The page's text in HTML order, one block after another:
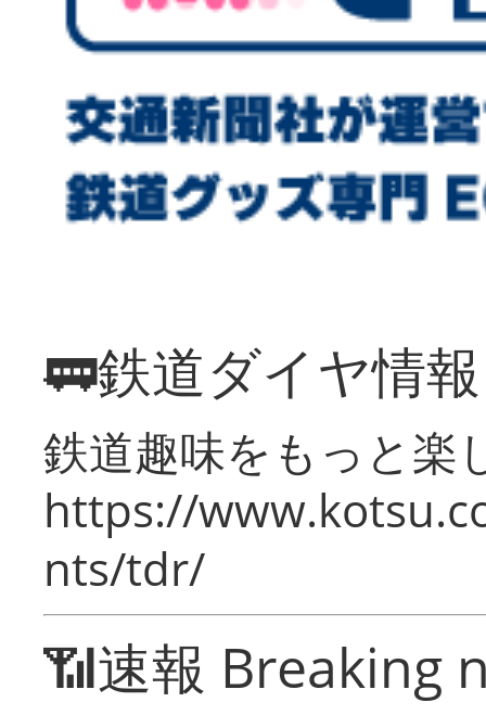
🚃鉄道ダイヤ情
鉄道趣味をもっと楽
https://
nts/tdr/
📶速報 Breaking